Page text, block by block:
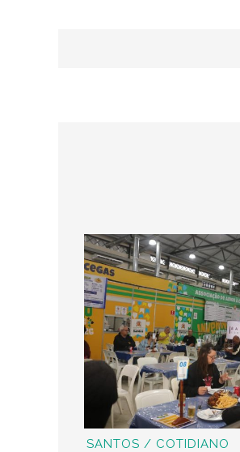
SANTOS / COTIDIANO